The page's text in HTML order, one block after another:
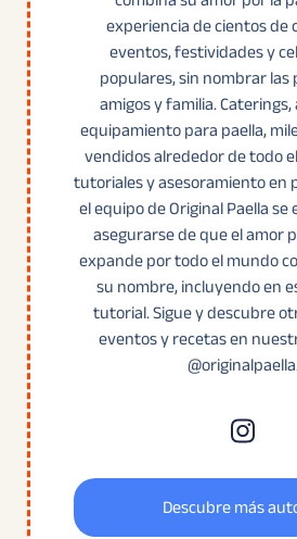
experiencia de cientos de
eventos, festividades y
populares, sin nombrar
amigos y familia.
equipamiento para paella,
vendidos alrededor de todo
tutoriales y asesoramiento en
el equipo de Original Paella
asegurarse de que el amor
expande por todo el mundo
su nombre, incluyendo en
tutorial. Sigue y descubre
eventos y recetas en
Descubre más